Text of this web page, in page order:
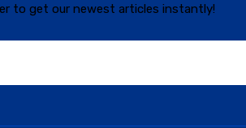
to get our newest articles instantly!